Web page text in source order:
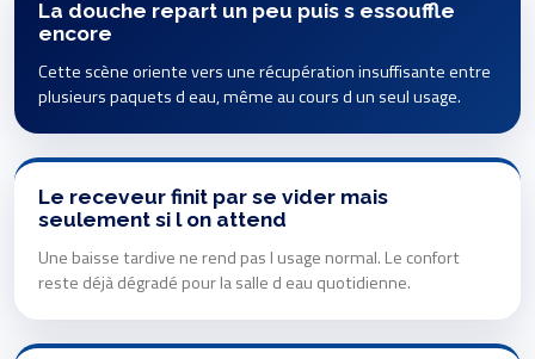
La douche repart un peu puis s essouffle
encore
Cette scène oriente vers une récupération insuffisante entre
plusieurs paquets d eau, même au cours d un seul usage.
Le receveur finit par se vider mais
seulement si l on attend
Une baisse tardive ne rend pas l usage normal. Le confort
reste déjà dégradé pour la salle d eau quotidienne.